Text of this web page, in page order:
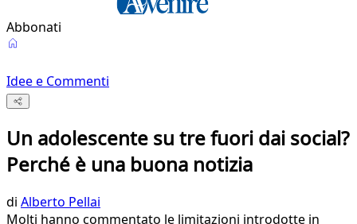
Abbonati
Idee e Commenti
Un adolescente su tre fuori dai social?
Perché è una buona notizia
di Alberto Pellai
Molti hanno commentato le limitazioni introdotte in